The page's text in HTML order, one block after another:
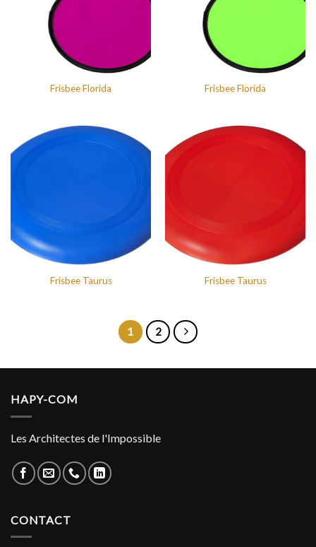
Frisbee Florida Frisbee Florida
Frisbee Taurus Frisbee Taurus
1 2
HAPY-COM
Les Architectes de l'Impossible
CONTACT